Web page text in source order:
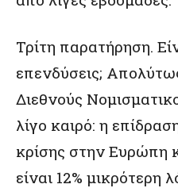
Τρίτη παρατήρηση.
επενδύσεις;
Διεθνούς
λίγο καιρό: η
κρίσης στην Ευρώπη
είναι 12%